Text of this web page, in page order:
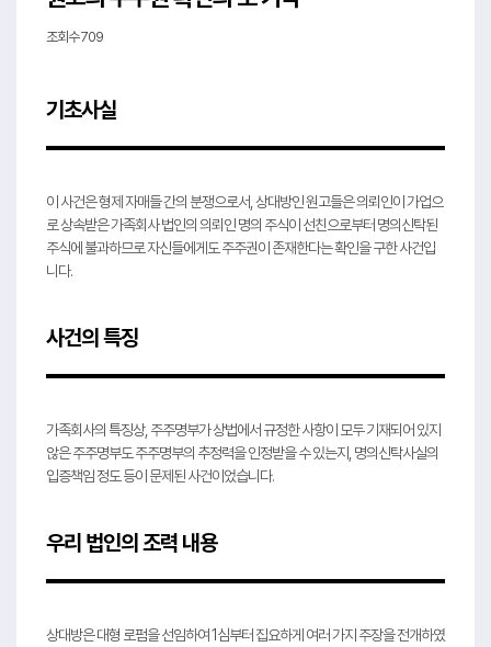
조회수 709
기초사실
이 사건은 형제 자매들 간의 분쟁으로서, 상대방인 원고들은 의뢰인이 가업으
로 상속받은 가족회사 법인의 의뢰인 명의 주식이 선친으로부터 명의신탁된
주식에 불과하므로 자신들에게도 주주권이 존재한다는 확인을 구한 사건입
니다.
사건의 특징
가족회사의 특징상, 주주명부가 상법에서 규정한 사항이 모두 기재되어 있지
않은 주주명부도 주주명부의 추정력을 인정받을 수 있는지, 명의신탁사실의
입증책임 정도 등이 문제된 사건이었습니다.
우리 법인의 조력 내용
상대방은 대형 로펌을 선임하여 1심부터 집요하게 여러 가지 주장을 전개하였